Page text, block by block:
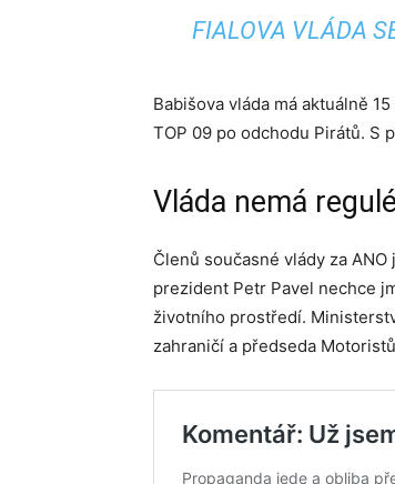
FIALOVA VLÁDA
Babišova vláda má aktuálně
TOP 09 po odchodu Pirátů. S
Vláda nemá
Členů současné vlády za
prezident Petr Pavel nechce
životního prostředí.
zahraničí a předseda